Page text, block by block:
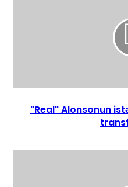
"Real" Alonsonun